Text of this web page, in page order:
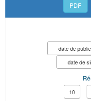
PDF
date de
date de
10